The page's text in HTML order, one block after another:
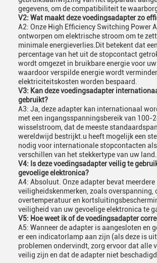
gegevens, om de compatibiliteit te
V2: Wat maakt deze voedingsadapter zo
A2: Onze High Efficiency Switching Power
ontworpen om elektrische stroom om te
minimale energieverlies.Dit betekent dat
percentage van het uit de stopcontact
wordt omgezet in bruikbare energie voor
waardoor verspilde energie wordt
elektriciteitskosten worden bespaard.
V3: Kan deze voedingsadapter
gebruikt?
A3: Ja, deze adapter kan internationaal
met een ingangsspanningsbereik van 100-
wisselstroom, dat de meeste
wereldwijd bestrijkt.u heeft mogelijk een
nodig voor internationale stopcontacten
verschillen van het stekkertype van uw land.
V4: Is deze voedingsadapter veilig te
gevoelige elektronica?
A4: Absoluut. Onze adapter bevat meerdere
veiligheidskenmerken, zoals overspanning,
overtemperatuur en
veiligheid van uw gevoelige elektronica te
V5: Hoe weet ik of de voedingsadapter
A5: Wanneer de adapter is aangesloten en
er een indicatorlamp aan zijn (als deze is
problemen ondervindt, zorg ervoor dat alle
veilig zijn en dat de adapter niet beschadigd